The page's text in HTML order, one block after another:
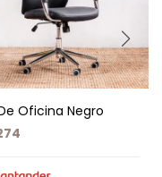
Oficina Negro